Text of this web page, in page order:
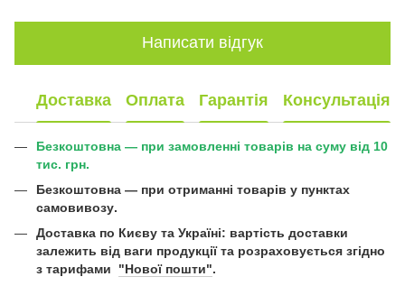
Написати відгук
Доставка Оплата Гарантія Консультація
Безкоштовна — при замовленні товарів на суму від 10
тис. грн.
Безкоштовна — при отриманні товарів у пунктах
самовивозу.
Доставка по Києву та Україні: вартість доставки
залежить від ваги продукції та розраховується згідно
з тарифами "Нової пошти".